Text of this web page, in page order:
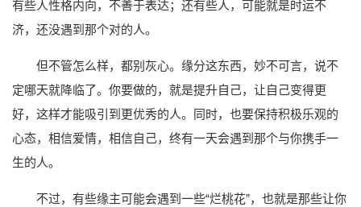
有些人性格内向，不善于表达；还有些人，可能就是时运不
济，还没遇到那个对的人。
但不管怎么样，都别灰心。缘分这东西，妙不可言，说不
定哪天就降临了。你要做的，就是提升自己，让自己变得更
好，这样才能吸引到更优秀的人。同时，也要保持积极乐观的
心态，相信爱情，相信自己，终有一天会遇到那个与你携手一
生的人。
不过，有些缘主可能会遇到一些“烂桃花”，也就是那些让你